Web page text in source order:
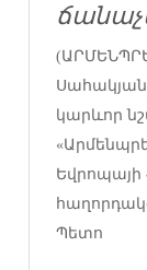
կարևոր
Պետո